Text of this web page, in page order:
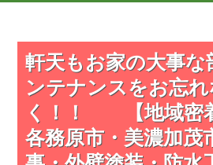
軒天もお家の大事
ンテナンスをお忘
く！！ 【地域密
各務原市・美濃加茂